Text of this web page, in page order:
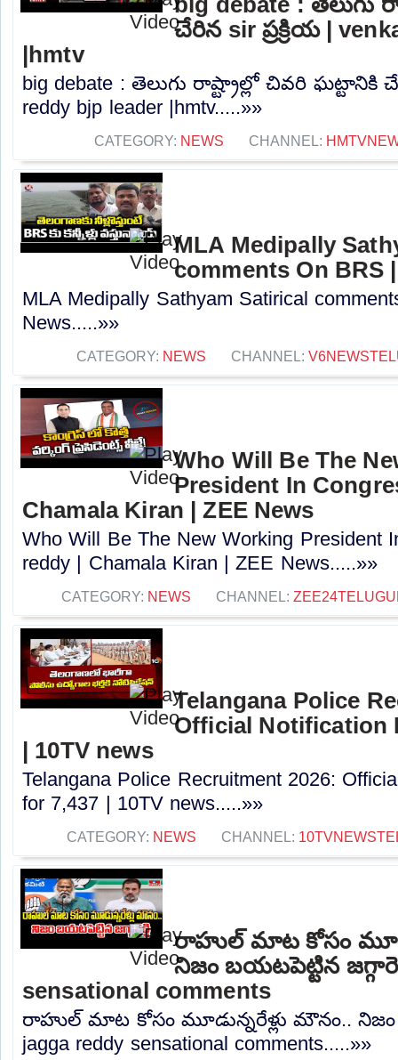
చేరిన sir ప్రక్రియ |
|hmtv
big debate : తెలుగు రాష్ట్రాల్లో చివరి ఘట్టానికి
reddy bjp leader |hmtv.....»»
CATEGORY: NEWS CHANNEL:
MLA Medipally
comments On BRS
MLA Medipally Sathyam Satirical
News.....»»
CATEGORY: NEWS CHANNEL:
Who Will Be The
President In
Chamala Kiran | ZEE News
Who Will Be The New Working President
reddy | Chamala Kiran | ZEE News.....»»
CATEGORY: NEWS CHANNEL:
Telangana Police
Official Notification
| 10TV news
Telangana Police Recruitment 2026:
for 7,437 | 10TV news.....»»
CATEGORY: NEWS CHANNEL:
రాహుల్ మాట కోసం
నిజం బయటపెట్టిన
sensational comments
రాహుల్ మాట కోసం మూడున్నరేళ్లు మౌనం.. నిజం
jagga reddy sensational comments.....»»